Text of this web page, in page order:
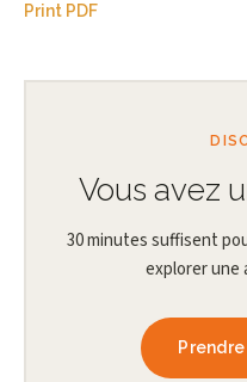
Print PDF
Vous avez
30 minutes suffisent
explorer une